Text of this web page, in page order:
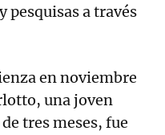
pesquisas a través
en noviembre
una joven
tres meses, fue